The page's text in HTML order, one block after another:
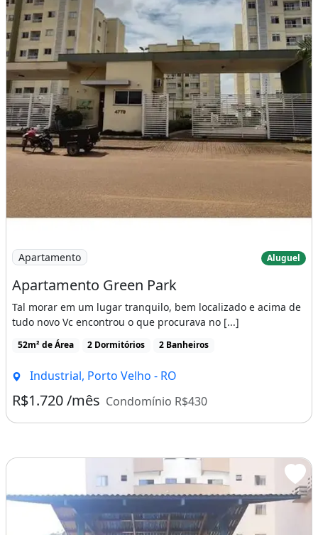
Imagem: Apartamento Green Park
Apartamento Aluguel
Apartamento Green Park
Tal morar em um lugar tranquilo, bem localizado e acima de
tudo novo Vc encontrou o que procurava no [...]
52m² de Área 2 Dormitórios 2 Banheiros
Industrial, Porto Velho - RO
R$1.720 /mês Condomínio R$430